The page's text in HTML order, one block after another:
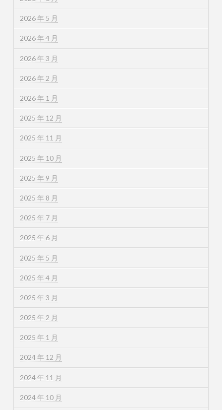
2026 年 5 月
2026 年 4 月
2026 年 3 月
2026 年 2 月
2026 年 1 月
2025 年 12 月
2025 年 11 月
2025 年 10 月
2025 年 9 月
2025 年 8 月
2025 年 7 月
2025 年 6 月
2025 年 5 月
2025 年 4 月
2025 年 3 月
2025 年 2 月
2025 年 1 月
2024 年 12 月
2024 年 11 月
2024 年 10 月